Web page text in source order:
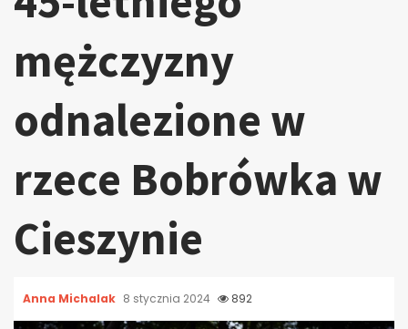
mężczyzny
odnalezione w
rzece Bobrówka w
Cieszynie
Anna Michalak 8 stycznia 2024 892